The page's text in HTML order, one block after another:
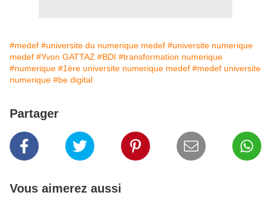
#medef #universite du numerique medef #universite numerique
medef #Yvon GATTAZ #BDI #transformation numerique
#numerique #1ère universite numerique medef #medef universite
numerique #be digital
Partager
Vous aimerez aussi